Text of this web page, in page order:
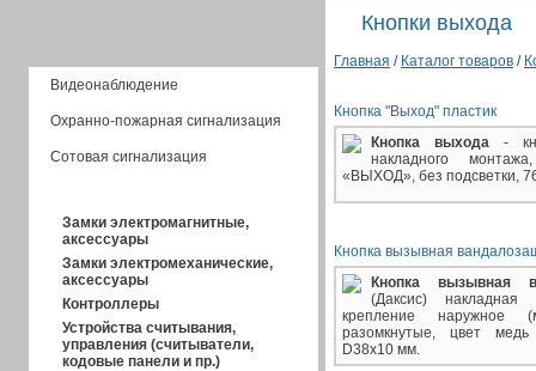
Видеонаблюдение
Охранно-пожарная сигнализация
Сотовая сигнализация
Замки электромагнитные,
аксессуары
Замки электромеханические,
аксессуары
Контроллеры
Устройства считывания,
управления (считыватели,
кодовые панели и пр.)
Кнопки выхода
Главная / Каталог товаров /
Кнопка "Выход" пластик
Кнопка выхода-
накладного
«ВЫХОД», без подсветки,
Кнопка вызывная
Кнопка вызывная
(Даксис)
крепление наружное
разомкнутые, цвет медь
D38х10 мм.